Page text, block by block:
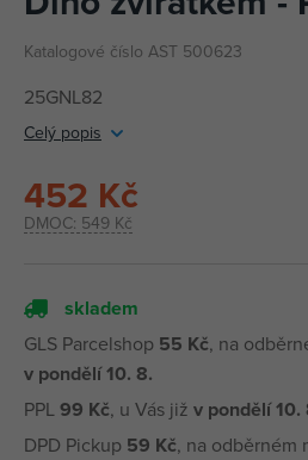
Katalogové číslo AST 500623
25GNL82
Celý popis
DMOC: 549 Kč
452 Kč
skladem
GLS Parcelshop 55 Kč, na
v pondělí 10. 8.
PPL99 Kč, u Vás již v pondělí 10.
DPD Pickup 59 Kč, na odběrném